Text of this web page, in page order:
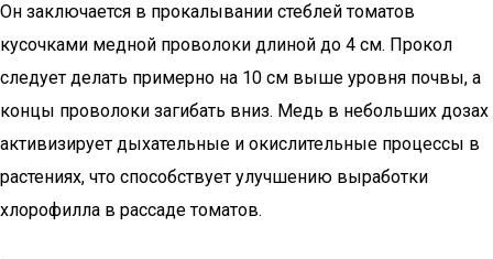
Он заключается в прокалывании стеблей томатов
кусочками медной проволоки длиной до 4 см. Прокол
следует делать примерно на 10 см выше уровня почвы, а
концы проволоки загибать вниз. Медь в небольших дозах
активизирует дыхательные и окислительные процессы в
растениях, что способствует улучшению выработки
хлорофилла в рассаде томатов.